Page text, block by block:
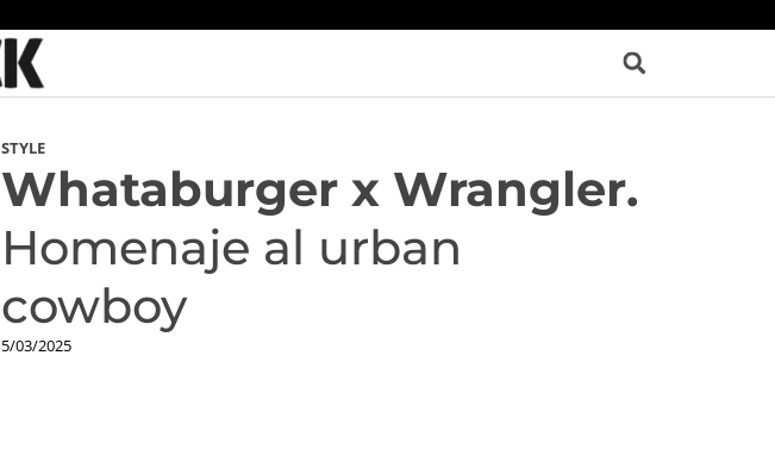
STYLE
Whataburger x Wrangler.
Homenaje al urban
cowboy
5/03/2025